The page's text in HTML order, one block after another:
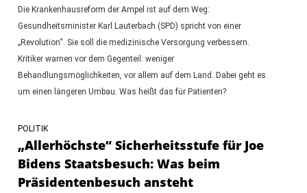
Die Krankenhausreform der Ampel ist auf dem Weg:
Gesundheitsminister Karl Lauterbach (SPD) spricht von einer
„Revolution“. Sie soll die medizinische Versorgung verbessern.
Kritiker warnen vor dem Gegenteil: weniger
Behandlungsmöglichkeiten, vor allem auf dem Land. Dabei geht es
um einen längeren Umbau. Was heißt das für Patienten?
POLITIK
„Allerhöchste“ Sicherheitsstufe für Joe
Bidens Staatsbesuch: Was beim
Präsidentenbesuch ansteht